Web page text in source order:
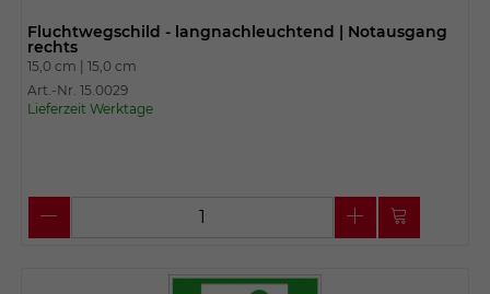
Fluchtwegschild - langnachleuchtend | Notausgang
rechts
15,0 cm | 15,0 cm
Art.-Nr. 15.0029
Lieferzeit Werktage